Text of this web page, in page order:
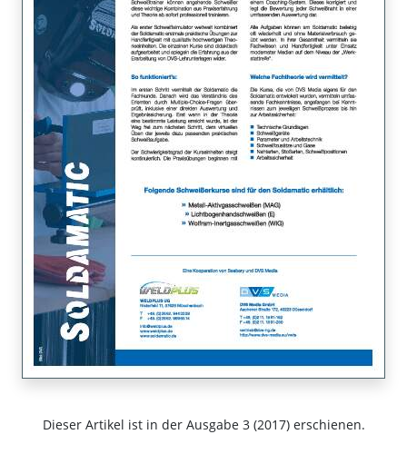
Dieser Artikel ist in der Ausgabe 3 (2017) erschienen.